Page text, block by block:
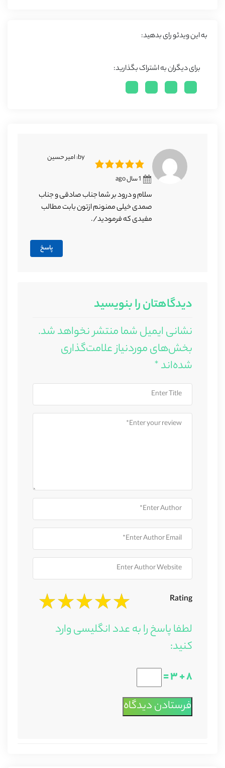
به این ویدئو رای بدهید:
برای دیگران به اشتراک بگذارید:
by: امیر حسین
سلام و درود بر شما جناب صادقی و جناب
صمدی خیلی ممنونم ازتون بابت مطالب
مفیدی که فرمودید/.
پاسخ
دیدگاهتان را بنویسید
نشانی ایمیل شما منتشر نخواهد شد.
بخش‌های موردنیاز علامت‌گذاری
شده‌اند*
Rating
لطفا پاسخ را به عدد انگلیسی وارد
کنید:
۸ + ۳ =